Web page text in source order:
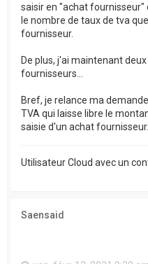
saisir en "achat
le nombre de taux de tva
fournisseur.
De plus, j'ai maintenant
fournisseurs...
Bref, je relance ma
TVA qui laisse libre le
saisie d'un achat fournisseur.
Utilisateur Cloud avec un
Saensaid